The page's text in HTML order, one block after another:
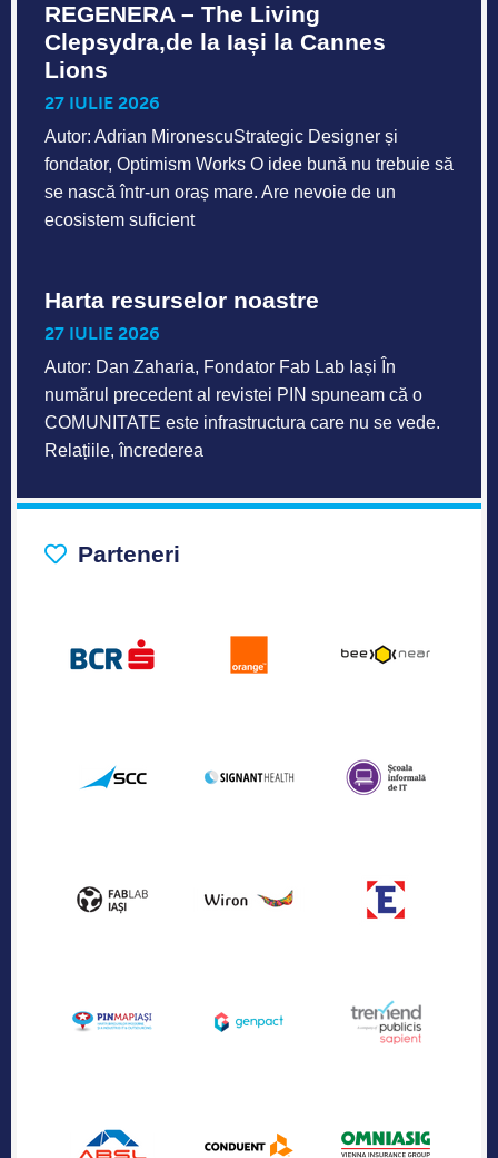
REGENERA – The Living
Clepsydra,de la Iași la Cannes
Lions
27 IULIE 2026
Autor: Adrian MironescuStrategic Designer și
fondator, Optimism Works O idee bună nu trebuie să
se nască într-un oraș mare. Are nevoie de un
ecosistem suficient
Harta resurselor noastre
27 IULIE 2026
Autor: Dan Zaharia, Fondator Fab Lab Iași În
numărul precedent al revistei PIN spuneam că o
COMUNITATE este infrastructura care nu se vede.
Relațiile, încrederea
Parteneri